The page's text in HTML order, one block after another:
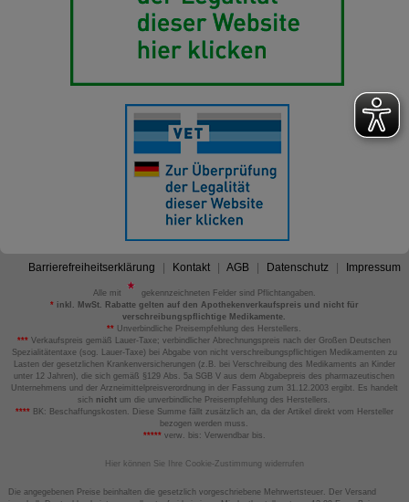
Barrierefreiheitserklärung Kontakt AGB Datenschutz Impressum
Alle mit
gekennzeichneten Felder sind Pflichtangaben.
*inkl. MwSt. Rabatte gelten auf den Apothekenverkaufspreis und nicht für
verschreibungspflichtige Medikamente.
** Unverbindliche Preisempfehlung des Herstellers.
*** Verkaufspreis gemäß Lauer-Taxe; verbindlicher Abrechnungspreis nach der Großen Deutschen
Spezialitätentaxe (sog. Lauer-Taxe) bei Abgabe von nicht verschreibungspflichtigen Medikamenten zu
Lasten der gesetzlichen Krankenversicherungen (z.B. bei Verschreibung des Medikaments an Kinder
unter 12 Jahren), die sich gemäß §129 Abs. 5a SGB V aus dem Abgabepreis des pharmazeutischen
Unternehmens und der Arzneimittelpreisverordnung in der Fassung zum 31.12.2003 ergibt. Es handelt
sich nicht um die unverbindliche Preisempfehlung des Herstellers.
****BK: Beschaffungskosten. Diese Summe fällt zusätzlich an, da der Artikel direkt vom Hersteller
bezogen werden muss.
*****verw. bis: Verwendbar bis.
Hier können Sie Ihre Cookie-Zustimmung widerrufen
Die angegebenen Preise beinhalten die gesetzlich vorgeschriebene Mehrwertsteuer. Der Versand